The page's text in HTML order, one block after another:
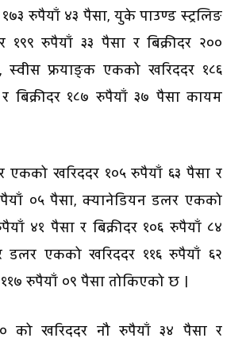
१७३ रुपैयाँ ४३ पैसा, युके पाउण्ड स्ट्रलिङ
१९९ रुपैयाँ ३३ पैसा र बिक्रीदर २००
स्वीस फ्रयाङ्क एकको खरिददर १८६
बिक्रीदर १८७ रुपैयाँ ३७ पैसा कायम
एकको खरिददर १०५ रुपैयाँ ६३ पैसा र
०५ पैसा, क्यानेडियन डलर एकको
४१ पैसा र बिक्रीदर १०६ रुपैयाँ ८४
डलर एकको खरिददर ११६ रुपैयाँ ६२
११७ रुपैयाँ ०९ पैसा तोकिएको छ ।
को खरिददर नौ रुपैयाँ ३४ पैसा र